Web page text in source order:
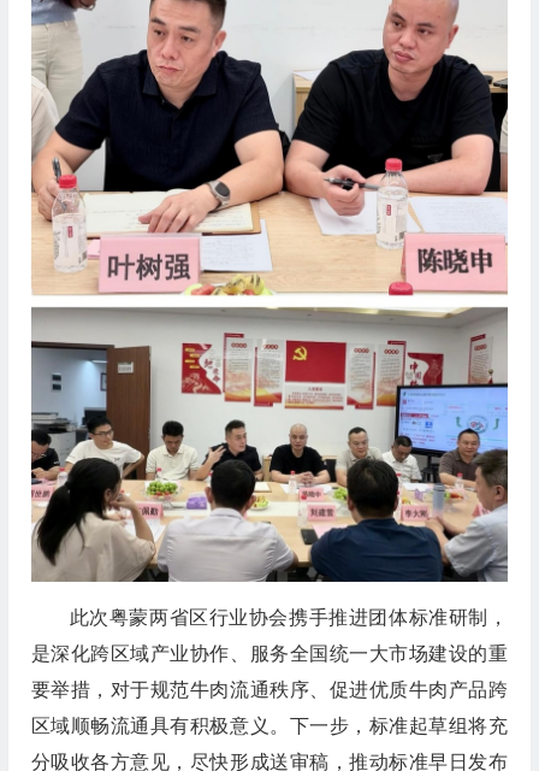
此次粤蒙两省区行业协会携手推进团体标准研制，
是深化跨区域产业协作、服务全国统一大市场建设的重
要举措，对于规范牛肉流通秩序、促进优质牛肉产品跨
区域顺畅流通具有积极意义。下一步，标准起草组将充
分吸收各方意见，尽快形成送审稿，推动标准早日发布